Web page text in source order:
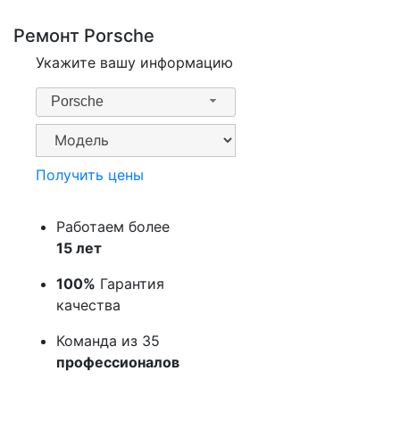
Ремонт Porsche
Укажите вашу информацию
Porsche
Получить цены
Работаем более
15 лет
100% Гарантия
качества
Команда из 35
профессионалов